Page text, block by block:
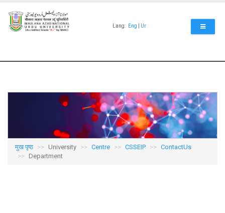
main
content
Lang: Eng Ur
मुख पृष्ठ University Centre CSSEIP
ContactUs
Department